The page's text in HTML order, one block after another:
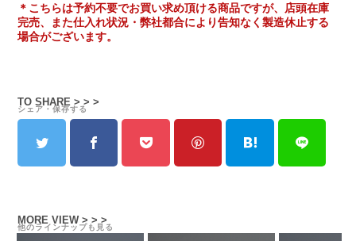
＊こちらは予約不要でお買い求め頂ける商品ですが、店頭在庫
完売、また仕入れ状況・弊社都合により告知なく製造休止する
場合がございます。
TO SHARE > > >
シェア・保存する
MORE VIEW > > >
他のラインナップも見る